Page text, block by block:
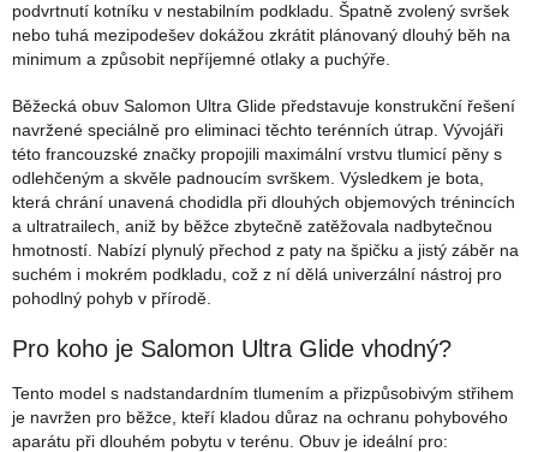
podvrtnutí kotníku v nestabilním podkladu. Špatně zvolený svršek
nebo tuhá mezipodešev dokážou zkrátit plánovaný dlouhý běh na
minimum a způsobit nepříjemné otlaky a puchýře.
Běžecká obuv Salomon Ultra Glide představuje konstrukční řešení
navržené speciálně pro eliminaci těchto terénních útrap. Vývojáři
této francouzské značky propojili maximální vrstvu tlumicí pěny s
odlehčeným a skvěle padnoucím svrškem. Výsledkem je bota,
která chrání unavená chodidla při dlouhých objemových trénincích
a ultratrailech, aniž by běžce zbytečně zatěžovala nadbytečnou
hmotností. Nabízí plynulý přechod z paty na špičku a jistý záběr na
suchém i mokrém podkladu, což z ní dělá univerzální nástroj pro
pohodlný pohyb v přírodě.
Pro koho je Salomon Ultra Glide vhodný?
Tento model s nadstandardním tlumením a přizpůsobivým střihem
je navržen pro běžce, kteří kladou důraz na ochranu pohybového
aparátu při dlouhém pobytu v terénu. Obuv je ideální pro: